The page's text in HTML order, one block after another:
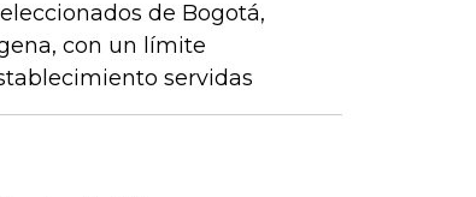
de Bogotá,
con un límite
servidas